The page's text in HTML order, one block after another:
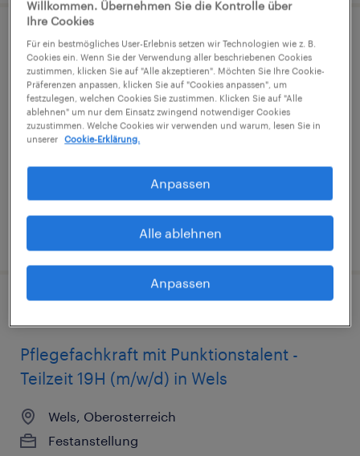
Diplomierte medizinische Fachkraft -
Teilzeit 19H (m/w/d) in Wels
Wels, Oberosterreich
€1,702 - €1,959 pro monat
veröffentlicht am 22. Juli 2026
Pflegefachkraft mit Punktionstalent -
Teilzeit 19H (m/w/d) in Wels
Wels, Oberosterreich
Festanstellung
Willkommen. Übernehmen Sie die Kontrolle über
Ihre Cookies
Für ein bestmögliches User-Erlebnis setzen wir Technologien wie z. B.
Cookies ein. Wenn Sie der Verwendung aller beschriebenen Cookies
zustimmen, klicken Sie auf "Alle akzeptieren". Möchten Sie Ihre Cookie-
Präferenzen anpassen, klicken Sie auf "Cookies anpassen", um
festzulegen, welchen Cookies Sie zustimmen. Klicken Sie auf "Alle
ablehnen" um nur dem Einsatz zwingend notwendiger Cookies
zuzustimmen. Welche Cookies wir verwenden und warum, lesen Sie in
unserer
Cookie-Erklärung.
Anpassen
Alle ablehnen
Anpassen